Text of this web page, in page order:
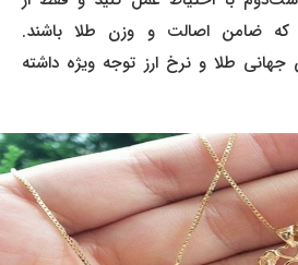
ضامن اصالت و وزن طلا باشند.
طلا و نرخ ارز توجه ویژه داشته